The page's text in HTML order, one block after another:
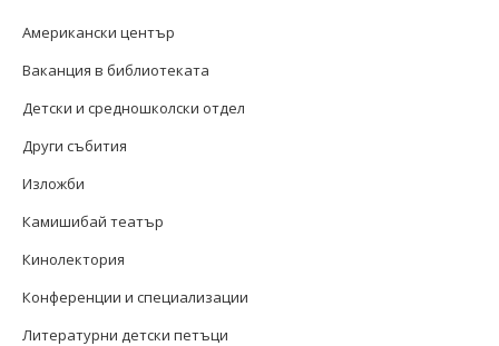
Американски център
Ваканция в библиотеката
Детски и средношколски отдел
Други събития
Изложби
Камишибай театър
Кинолектория
Конференции и специализации
Литературни детски петъци